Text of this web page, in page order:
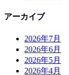
アーカイブ
2026年7月
2026年6月
2026年5月
2026年4月